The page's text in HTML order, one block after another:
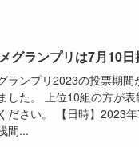
グランプリは7月10
ランプリ2023の投票期
した。 上位10組の方が
ださい。 【日時】
間...